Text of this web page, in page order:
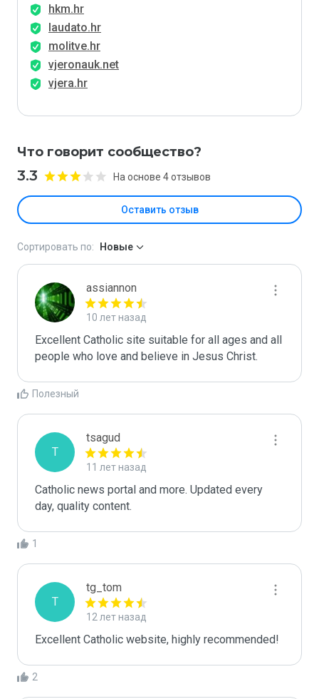
hkm.hr
laudato.hr
molitve.hr
vjeronauk.net
vjera.hr
Что говорит сообщество?
3.3 На основе 4 отзывов
Оставить отзыв
Сортировать по: Новые
assiannon
10 лет назад
Excellent Catholic site suitable for all ages and all
people who love and believe in Jesus Christ.
Полезный
T
tsagud
11 лет назад
Catholic news portal and more. Updated every
day, quality content.
1
T
tg_tom
12 лет назад
Excellent Catholic website, highly recommended!
2